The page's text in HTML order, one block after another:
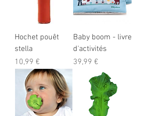
Hochet pouêt
stella
Prix
10,99 €
Baby boom - livre
d'activités
Prix
39,99 €